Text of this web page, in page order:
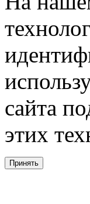
сайта
этих
Принять